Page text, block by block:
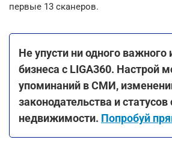
первые 13 сканеров.
Не упусти ни одного важного
бизнеса с LIGA360. Настрой
упоминаний в СМИ,
законодательства и
недвижимости. Попробуй